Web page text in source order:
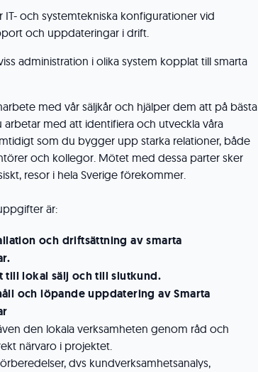
IT- och systemtekniska konfigurationer vid
och uppdateringar i drift.
administration i olika system kopplat till smarta
med vår säljkår och hjälper dem att på bästa
arbetar med att identifiera och utveckla våra
som du bygger upp starka relationer, både
och kollegor. Mötet med dessa parter sker
resor i hela Sverige förekommer.
är:
och driftsättning av smarta
till lokal sälj och till slutkund.
och löpande uppdatering av Smarta
den lokala verksamheten genom råd och
närvaro i projektet.
dvs kundverksamhetsanalys,